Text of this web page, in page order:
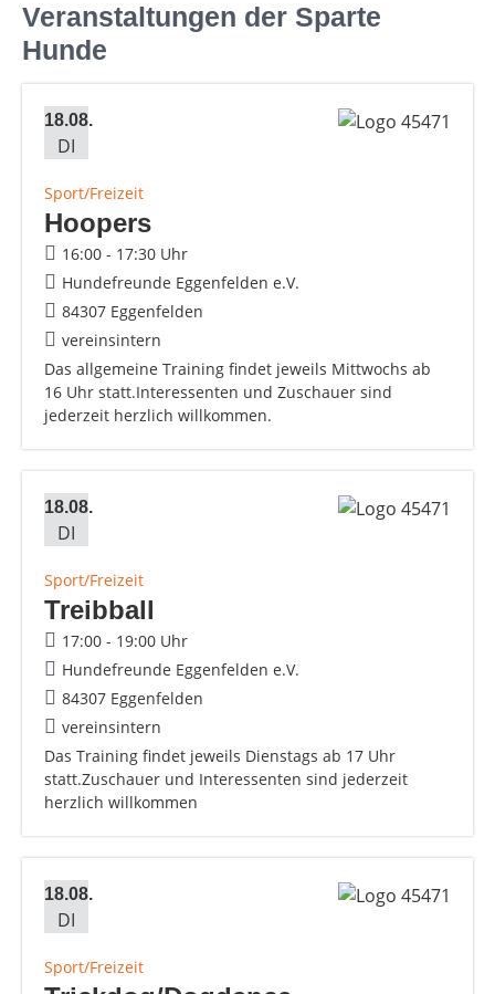
Veranstaltungen der Sparte
Hunde
18.08.
DI
Sport/Freizeit
Hoopers
16:00 - 17:30 Uhr
Hundefreunde Eggenfelden e.V.
84307 Eggenfelden
vereinsintern
Das allgemeine Training findet jeweils Mittwochs ab
16 Uhr statt.Interessenten und Zuschauer sind
jederzeit herzlich willkommen.
18.08.
DI
Sport/Freizeit
Treibball
17:00 - 19:00 Uhr
Hundefreunde Eggenfelden e.V.
84307 Eggenfelden
vereinsintern
Das Training findet jeweils Dienstags ab 17 Uhr
statt.Zuschauer und Interessenten sind jederzeit
herzlich willkommen
18.08.
DI
Sport/Freizeit